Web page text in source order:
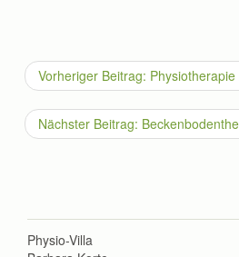
Vorheriger Beitrag: Physiotherapie
Nächster Beitrag:
Physio-Villa